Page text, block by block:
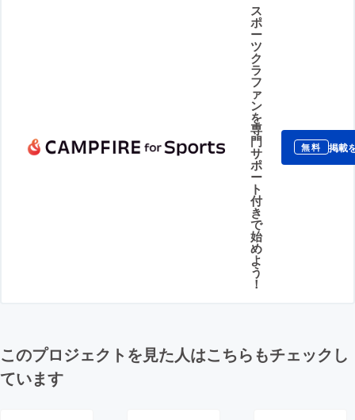
ス
ポ
ー
ツ
ク
ラ
フ
ァ
ン
を
専
門
サ
ポ
ー
ト
付
き
で
始
め
よ
う
！
無料 掲載
このプロジェクトを見た人はこちらもチェックし
ています